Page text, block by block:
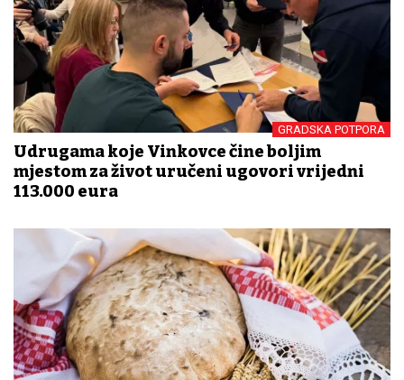
GRADSKA POTPORA
Udrugama koje Vinkovce čine boljim
mjestom za život uručeni ugovori vrijedni
113.000 eura